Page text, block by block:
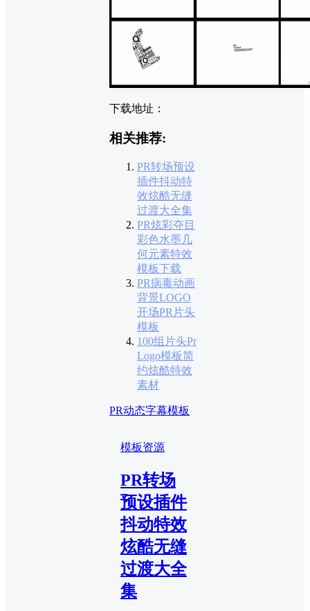
下载地址：
相关推荐:
PR转场预设
插件抖动特
效炫酷无缝
过渡大全集
PR炫彩夺目
彩色水墨几
何元素特效
模板下载
PR病毒动画
背景LOGO
开场PR片头
模板
100组片头Pr
Logo模板简
约炫酷特效
素材
PR动态字幕模板
模板资源
PR转场
预设插件
抖动特效
炫酷无缝
过渡大全
集